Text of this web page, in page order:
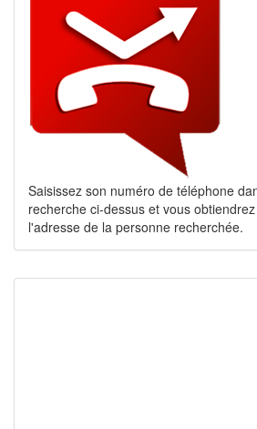
Saisissez son numéro de téléphone
recherche ci-dessus et vous
l'adresse de la personne recherchée.